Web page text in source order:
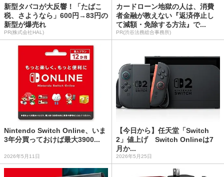
新型タバコが大反響！「たばこ
税、さようなら」600円→83円の
新型が爆売れ
PR(株式会社HAL)
カードローン地獄の人は、消費
者金融が教えない『返済停止し
て減額・免除する方法』で...
PR(渋谷法務総合事務所)
Nintendo Switch Online、いま
3年分買っておけば最大3900...
2026年5月11日
【今日から】任天堂「Switch
2」値上げ Switch Onlineは7
月か...
2026年5月25日